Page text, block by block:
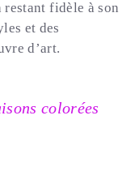
fidèle à son
et des
d’art.
colorées